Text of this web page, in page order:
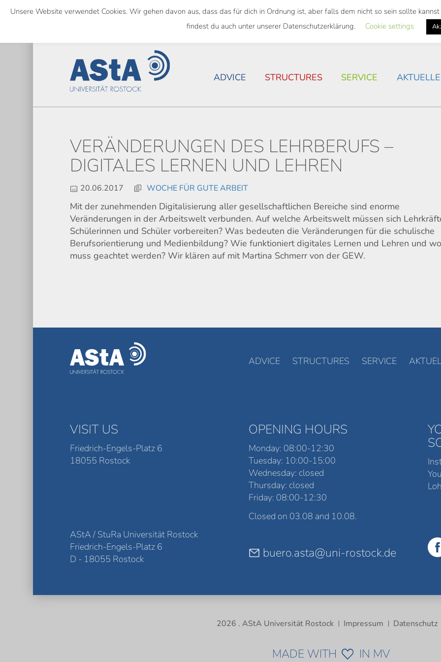
Skip
content
NATIONWIDE SEMESTER TICKET HOUSING SITUATION IN
ADVICE STRUCTURES SERVICE
VERÄNDERUNGEN DES LEHRBERUFS –
DIGITALES LERNEN UND LEHREN
20.06.2017 WOCHE FÜR GUTE ARBEIT
Mit der zunehmenden Digitalisierung aller gesellschaftlichen Bereiche sind enorme
Veränderungen in der Arbeitswelt verbunden. Auf welche Arbeitswelt müssen sich
Schülerinnen und Schüler vorbereiten? Was bedeuten die Veränderungen für die schulische
Berufsorientierung und Medienbildung? Wie funktioniert digitales Lernen und Lehren und
muss geachtet werden? Wir klären auf mit Martina Schmerr von der GEW.
ADVICE STRUCTURES SERVICE
VISIT US
Friedrich-Engels-Platz 6
18055 Rostock
OPENING HOURS
Monday: 08:00-12:30
Tuesday: 10:00-15:00
Wednesday: closed
Thursday: closed
Friday: 08:00-12:30
Closed on 03.08 and 10.08.
AStA / StuRa Universität Rostock
Friedrich-Engels-Platz 6
D - 18055 Rostock
buero.asta@uni-rostock.de
2026 . AStA Universität Rostock Impressum Datenschutz
MADE WITH IN MV
Unsere Website verwendet Cookies. Wir gehen davon aus, dass das für dich in Ordnung ist, aber falls dem nicht so sein sollte
findest du auch unter unserer Datenschutzerklärung.
Cookie settings